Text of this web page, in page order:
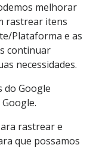
melhorar
rastrear itens
Plataforma e as
continuar
necessidades.
do Google
rastrear e
que possamos